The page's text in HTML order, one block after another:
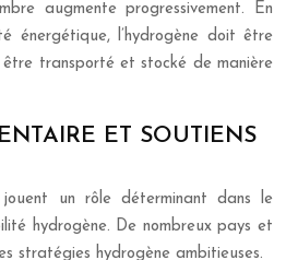
augmente progressivement. En
énergétique, l’hydrogène doit être
transporté et stocké de manière
ET SOUTIENS
un rôle déterminant dans le
hydrogène. De nombreux pays et
stratégies hydrogène ambitieuses.